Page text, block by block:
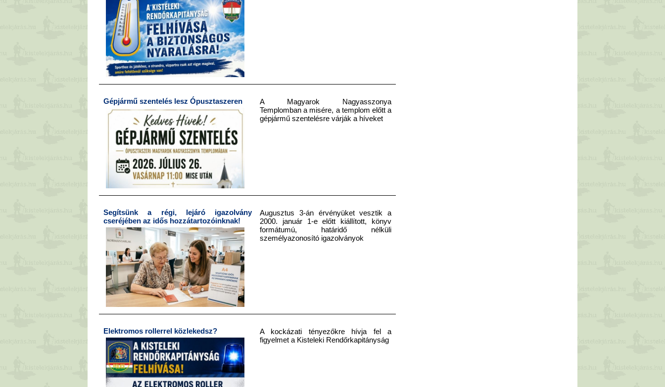
Gépjármű szentelés lesz Ópusztaszeren
A Magyarok Nagyasszonya
Templomban a misére, a templom előtt a
gépjármű szentelésre várják a híveket
Segítsünk a régi, lejáró igazolvány
cseréjében az idős hozzátartozóinknak!
Augusztus 3-án érvényüket vesztik a
2000. január 1-e előtt kiállított, könyv
formátumú, határidő nélküli
személyazonosító igazolványok
Elektromos rollerrel közlekedsz?
A kockázati tényezőkre hívja fel a
figyelmet a Kisteleki Rendőrkapitányság